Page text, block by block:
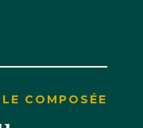
COMPOSÉE